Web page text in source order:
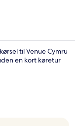
til Venue Cymru
en kort køretur